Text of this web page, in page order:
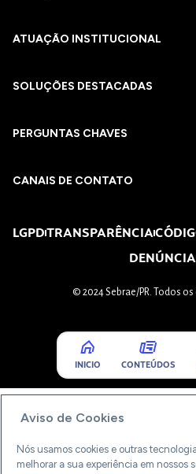
ATUAÇÃO INSTITUCIONAL
SOLUÇÕES DESTACADAS
PERGUNTAS CHAVES​
CANAIS DE CONTATO
LGPDTRANSPARÊNCIA
DENÚNCIA
© 2024 Sebrae/PR. Todos
INICIO CONTEÚDOS
Aviso de Cookies
Nós usamos cookies e outras
melhorar a sua experiência em nossos